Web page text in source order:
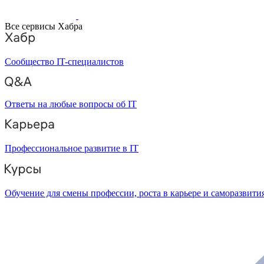
Все сервисы Хабра
Сообщество IT-специалистов
Ответы на любые вопросы об IT
Профессиональное развитие в IT
Обучение для смены профессии, роста в карьере и